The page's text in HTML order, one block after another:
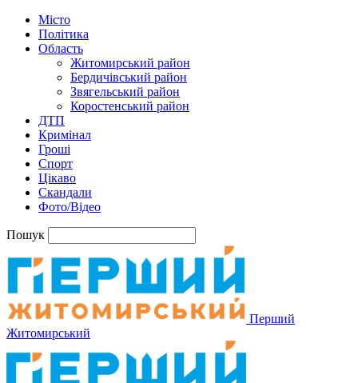
Місто
Політика
Область
Житомирський район
Бердичівський район
Звягельський район
Коростенський район
ДТП
Кримінал
Гроші
Спорт
Цікаво
Скандали
Фото/Відео
Пошук
Перший
Житомирський